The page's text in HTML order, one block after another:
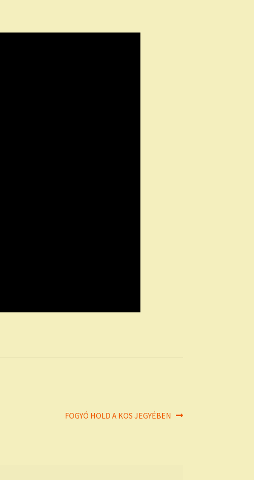
Next
FOGYÓ HOLD A KOS JEGYÉBEN